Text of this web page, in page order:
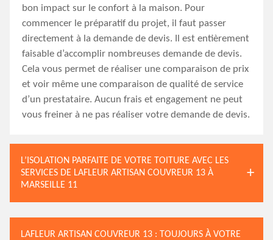
bon impact sur le confort à la maison. Pour
commencer le préparatif du projet, il faut passer
directement à la demande de devis. Il est entièrement
faisable d’accomplir nombreuses demande de devis.
Cela vous permet de réaliser une comparaison de prix
et voir même une comparaison de qualité de service
d’un prestataire. Aucun frais et engagement ne peut
vous freiner à ne pas réaliser votre demande de devis.
L’ISOLATION PARFAITE DE VOTRE TOITURE AVEC LES
SERVICES DE LAFLEUR ARTISAN COUVREUR 13 À
MARSEILLE 11
LAFLEUR ARTISAN COUVREUR 13 : TOUJOURS À VOTRE